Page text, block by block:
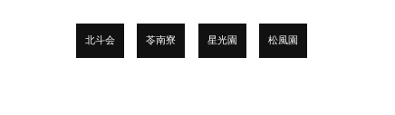
北斗会 苓南寮 星光園 松風園